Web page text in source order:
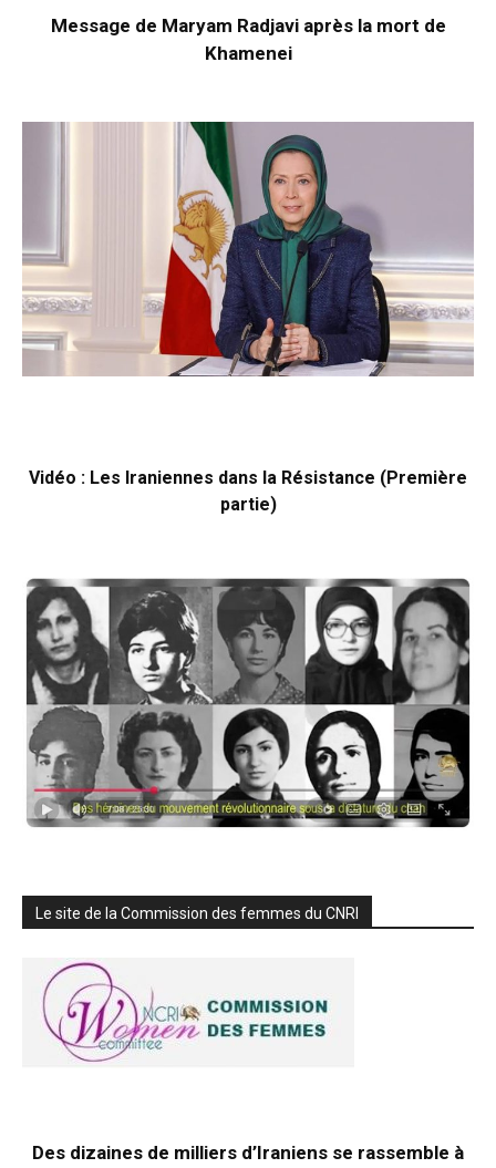
Message de Maryam Radjavi après la mort de
Khamenei
Vidéo : Les Iraniennes dans la Résistance (Première
partie)
Le site de la Commission des femmes du CNRI
Des dizaines de milliers d’Iraniens se rassemble à